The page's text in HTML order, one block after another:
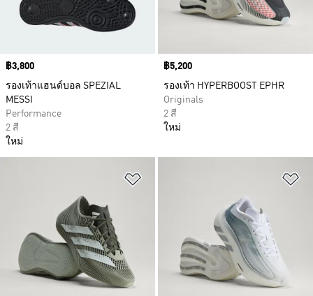
Price
฿3,800
รองเท้าแฮนด์บอล SPEZIAL
MESSI
Performance
2 สี
ใหม่
Price
฿5,200
รองเท้า HYPERBOOST EPHR
Originals
2 สี
ใหม่